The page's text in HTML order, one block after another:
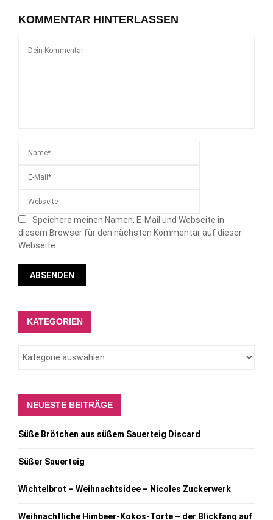
KOMMENTAR HINTERLASSEN
Speichere meinen Namen, E-Mail und Webseite in
diesem Browser für den nächsten Kommentar auf dieser
Webseite.
KATEGORIEN
NEUESTE BEITRÄGE
Süße Brötchen aus süßem Sauerteig Discard
Süßer Sauerteig
Wichtelbrot – Weihnachtsidee – Nicoles Zuckerwerk
Weihnachtliche Himbeer-Kokos-Torte – der Blickfang auf